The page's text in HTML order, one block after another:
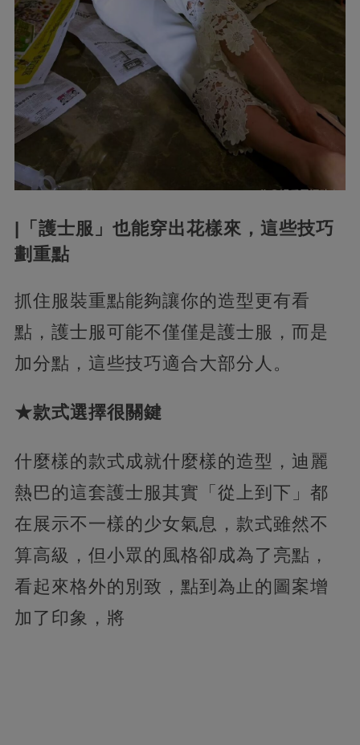
|「護士服」也能穿出花樣來，這些技巧
劃重點
抓住服裝重點能夠讓你的造型更有看
點，護士服可能不僅僅是護士服，而是
加分點，這些技巧適合大部分人。
★款式選擇很關鍵
什麼樣的款式成就什麼樣的造型，迪麗
熱巴的這套護士服其實「從上到下」都
在展示不一樣的少女氣息，款式雖然不
算高級，但小眾的風格卻成為了亮點，
看起來格外的別致，點到為止的圖案增
加了印象，將